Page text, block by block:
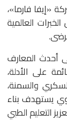
«إيفا فارما»،
العالمية
أحدث المعارف
على الأدلة،
والسمنة،
يستهدف بناء
التعليم الطبي